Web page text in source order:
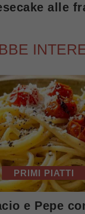
alle
PRIMI PIATTI
e Pepe